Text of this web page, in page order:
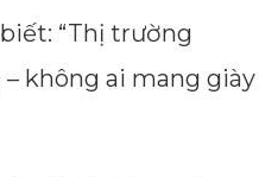
“Thị trường
không ai mang giày